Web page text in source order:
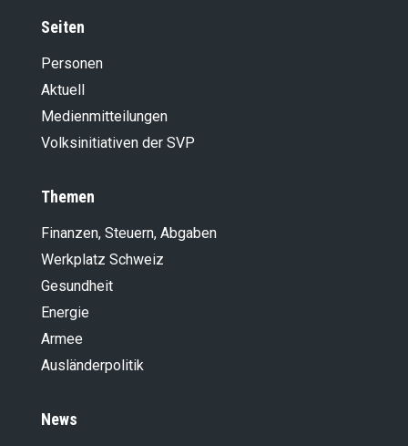
Seiten
Personen
Aktuell
Medienmitteilungen
Volksinitiativen der SVP
Themen
Finanzen, Steuern, Abgaben
Werkplatz Schweiz
Gesundheit
Energie
Armee
Ausländer­politik
News